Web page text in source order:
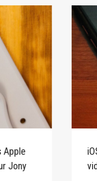
Apple
Jony